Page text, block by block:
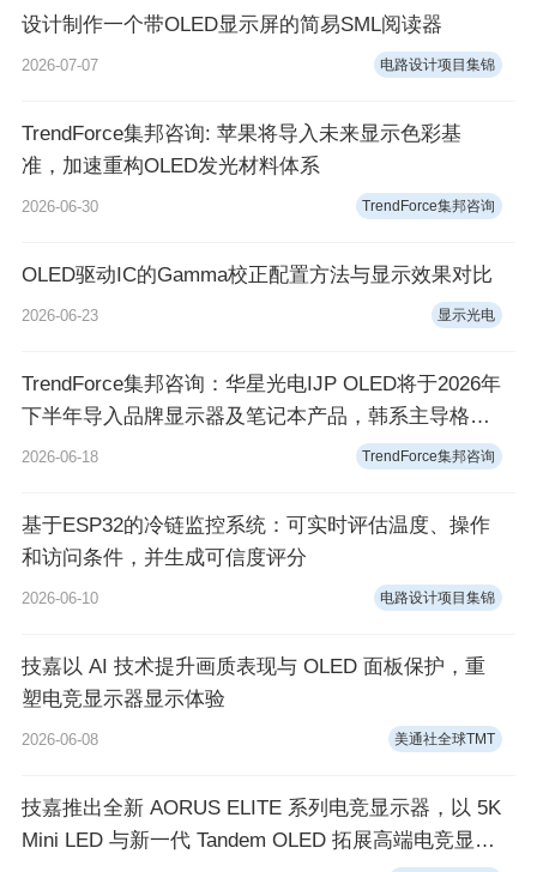
设计制作一个带OLED显示屏的简易SML阅读器
2026-07-07 电路设计项目集锦
TrendForce集邦咨询: 苹果将导入未来显示色彩基
准，加速重构OLED发光材料体系
2026-06-30 TrendForce集邦咨询
OLED驱动IC的Gamma校正配置方法与显示效果对比
2026-06-23 显示光电
TrendForce集邦咨询：华星光电IJP OLED将于2026年
下半年导入品牌显示器及笔记本产品，韩系主导格局
迎来挑战
2026-06-18 TrendForce集邦咨询
基于ESP32的冷链监控系统：可实时评估温度、操作
和访问条件，并生成可信度评分
2026-06-10 电路设计项目集锦
技嘉以 AI 技术提升画质表现与 OLED 面板保护，重
塑电竞显示器显示体验
2026-06-08 美通社全球TMT
技嘉推出全新 AORUS ELITE 系列电竞显示器，以 5K
Mini LED 与新一代 Tandem OLED 拓展高端电竞显示